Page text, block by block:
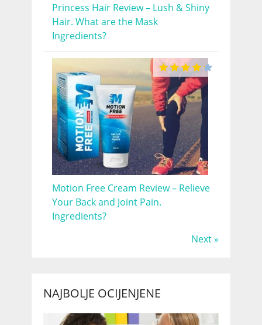
Princess Hair Review – Lush & Shiny
Hair. What are the Mask
Ingredients?
Motion Free Cream Review – Relieve
Your Back and Joint Pain.
Ingredients?
Next »
NAJBOLJE OCIJENJENE